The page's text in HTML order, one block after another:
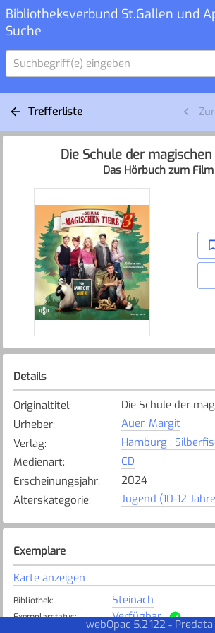
Bibliotheksverbund St.Gallen und
Suche
Suchbegriff(e) eingeben
Trefferliste
Die Schule der
Das Hörbuch zum Film
Details
Originaltitel:
Die Schule der
Urheber:
Auer, Margit
Verlag:
Hamburg :
Medienart:
CD
Erscheinungsjahr:
2024
Alterskategorie: Jugend (10-12
Exemplare
Karte anzeigen
Bibliothek: Steinach
Exemplarstatus: Verfügbar
webOpac 5.2.122 - Predata